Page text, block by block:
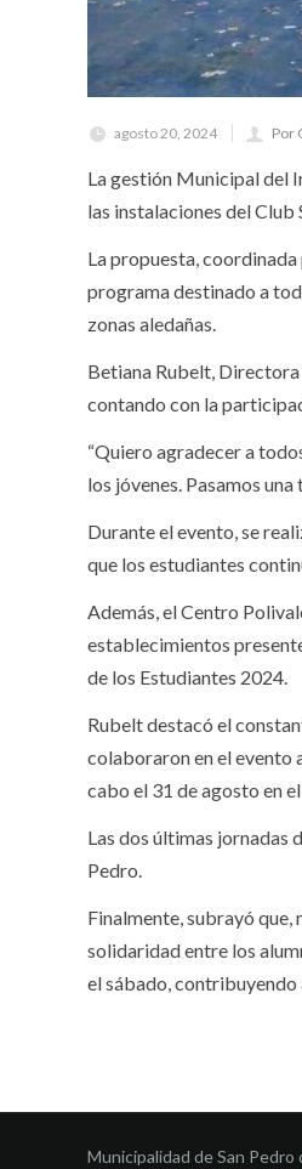
agosto 20, 2024 Por
La gestión Municipal del
las instalaciones del
La propuesta,
programa destinado a
zonas aledañas.
Betiana Rubelt,
contando con la
“Quiero agradecer a
los jóvenes. Pasamos
Durante el evento, se
que los estudiantes
Además, el Centro
establecimientos
de los Estudiantes 2024.
Rubelt destacó el
colaboraron en el evento
cabo el 31 de agosto en
Las dos últimas jornadas
Pedro.
Finalmente, subrayó
solidaridad entre los
el sábado, contribuyendo
Municipalidad de San Pedro